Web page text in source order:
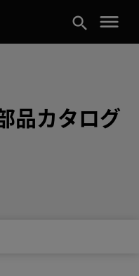
search menu
品カタログ